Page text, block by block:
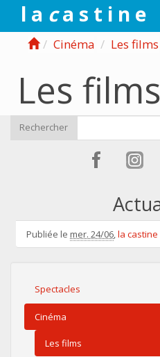
l a ca s t i n e
Cinéma Les films
Les films
Rechercher
Publiée le mer. 24/06,la castine
Spectacles
Cinéma
Les films